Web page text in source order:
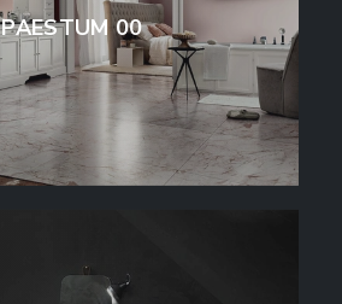
PAESTUM 00